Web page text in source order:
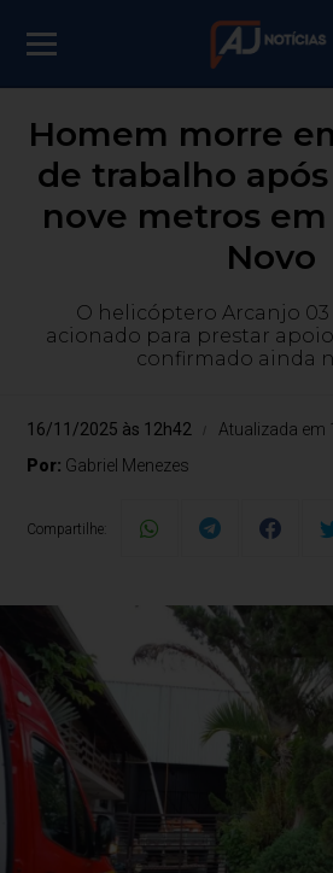
Homem morre
de trabalho
nove metros
Novo
O helicóptero Arcanjo
acionado para prestar
confirmado ainda
16/11/2025 às 12h42
Atualizada
Por: Gabriel Menezes
Compartilhe: